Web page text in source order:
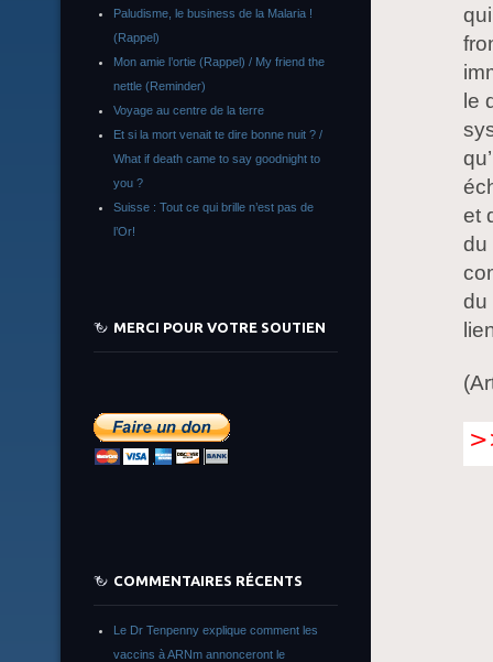
le
et
du
du
Paludisme, le business de la Malaria !
(Rappel)
Mon amie l’ortie (Rappel) / My friend the
nettle (Reminder)
Voyage au centre de la terre
Et si la mort venait te dire bonne nuit ? /
What if death came to say goodnight to
you ?
Suisse : Tout ce qui brille n’est pas de
l’Or!
MERCI POUR VOTRE SOUTIEN
COMMENTAIRES RÉCENTS
Le Dr Tenpenny explique comment les
vaccins à ARNm annonceront le